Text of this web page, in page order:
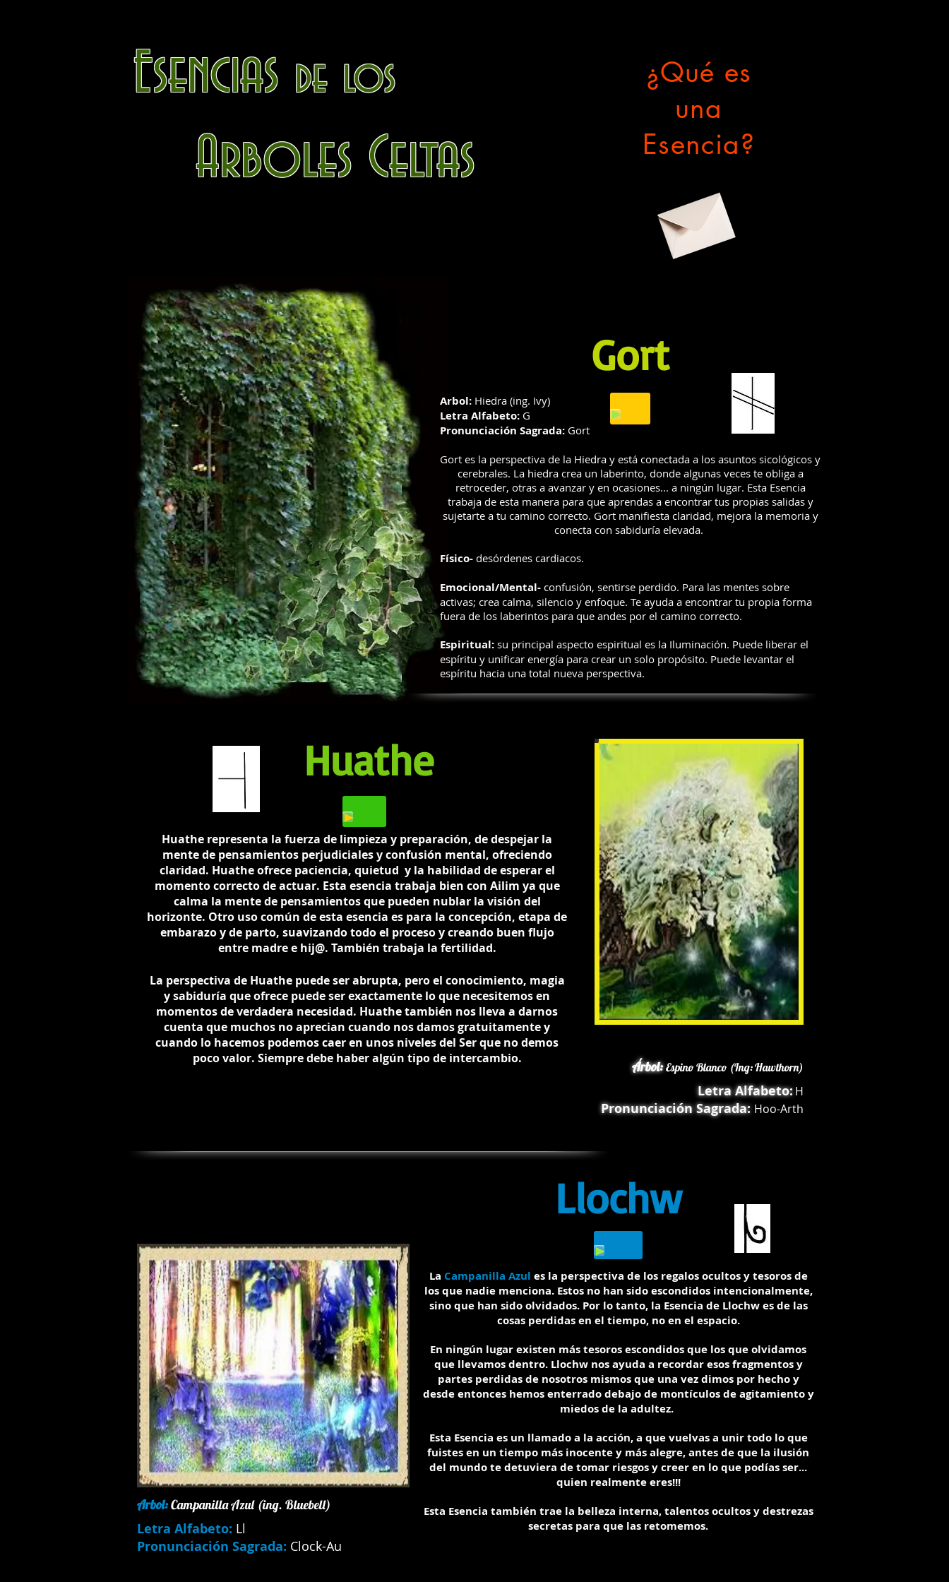
Esencias de los
Arboles Celtas
¿Qué es
una
Esencia?
Gort
Arbol: Hiedra (ing. Ivy)
Letra Alfabeto: G
Pronunciación Sagrada: Gort
Gort es la perspectiva de la Hiedra y está conectada a los asuntos sicológicos y
cerebrales. La hiedra crea un laberinto, donde algunas veces te obliga a
retroceder, otras a avanzar y en ocasiones... a ningún lugar. Esta Esencia
trabaja de esta manera para que aprendas a encontrar tus propias salidas y
sujetarte a tu camino correcto. Gort manifiesta claridad, mejora la memoria y
conecta con sabiduría elevada.
Físico- desórdenes cardiacos.
Emocional/Mental- confusión, sentirse perdido. Para las mentes sobre
activas; crea calma, silencio y enfoque. Te ayuda a encontrar tu propia forma
fuera de los laberintos para que andes por el camino correcto.
Espiritual: su principal aspecto espiritual es la Iluminación. Puede liberar el
espíritu y unificar energía para crear un solo propósito. Puede levantar el
espíritu hacia una total nueva perspectiva.
Huathe
Huathe representa la fuerza de limpieza y preparación, de despejar la
mente de pensamientos perjudiciales y confusión mental, ofreciendo
claridad. Huathe ofrece paciencia, quietud y la habilidad de esperar el
momento correcto de actuar. Esta esencia trabaja bien con Ailim ya que
calma la mente de pensamientos que pueden nublar la visión del
horizonte. Otro uso común de esta esencia es para la concepción, etapa de
embarazo y de parto, suavizando todo el proceso y creando buen flujo
entre madre e hij@. También trabaja la fertilidad.
La perspectiva de Huathe puede ser abrupta, pero el conocimiento, magia
y sabiduría que ofrece puede ser exactamente lo que necesitemos en
momentos de verdadera necesidad. Huathe también nos lleva a darnos
cuenta que muchos no aprecian cuando nos damos gratuitamente y
cuando lo hacemos podemos caer en unos niveles del Ser que no demos
poco valor. Siempre debe haber algún tipo de intercambio.
Árbol: Espino Blanco (Ing: Hawthorn)
Letra Alfabeto:H
Pronunciación Sagrada: Hoo-Arth
Arbol:Campanilla Azul (ing. Bluebell)
Letra Alfabeto: Ll
Pronunciación Sagrada: Clock-Au
Llochw
La Campanilla Azul es la perspectiva de los regalos ocultos y tesoros de
los que nadie menciona. Estos no han sido escondidos intencionalmente,
sino que han sido olvidados. Por lo tanto, la Esencia de Llochw es de las
cosas perdidas en el tiempo, no en el espacio.
En ningún lugar existen más tesoros escondidos que los que olvidamos
que llevamos dentro. Llochw nos ayuda a recordar esos fragmentos y
partes perdidas de nosotros mismos que una vez dimos por hecho y
desde entonces hemos enterrado debajo de montículos de agitamiento y
miedos de la adultez.
Esta Esencia es un llamado a la acción, a que vuelvas a unir todo lo que
fuistes en un tiempo más inocente y más alegre, antes de que la ilusión
del mundo te detuviera de tomar riesgos y creer en lo que podías ser...
quien realmente eres!!!
Esta Esencia también trae la belleza interna, talentos ocultos y destrezas
secretas para que las retomemos.